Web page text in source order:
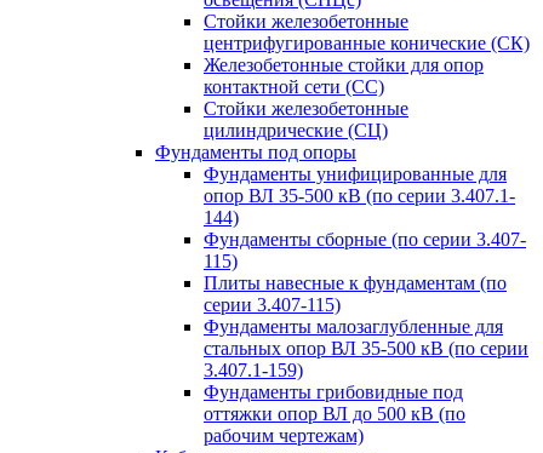
Стойки железобетонные
центрифугированные конические (СК)
Железобетонные стойки для опор
контактной сети (СС)
Стойки железобетонные
цилиндрические (СЦ)
Фундаменты под опоры
Фундаменты унифицированные для
опор ВЛ 35-500 кВ (по серии 3.407.1-
144)
Фундаменты сборные (по серии 3.407-
115)
Плиты навесные к фундаментам (по
серии 3.407-115)
Фундаменты малозаглубленные для
стальных опор ВЛ 35-500 кВ (по серии
3.407.1-159)
Фундаменты грибовидные под
оттяжки опор ВЛ до 500 кВ (по
рабочим чертежам)